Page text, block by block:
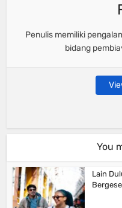
Penulis memiliki
bidang
You
Lain